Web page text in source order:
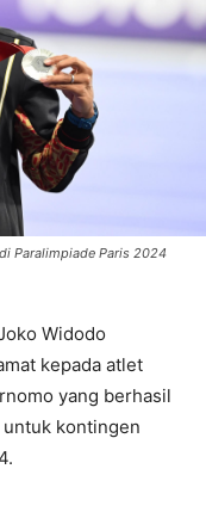
Paralimpiade Paris 2024
Widodo
kepada atlet
yang berhasil
kontingen